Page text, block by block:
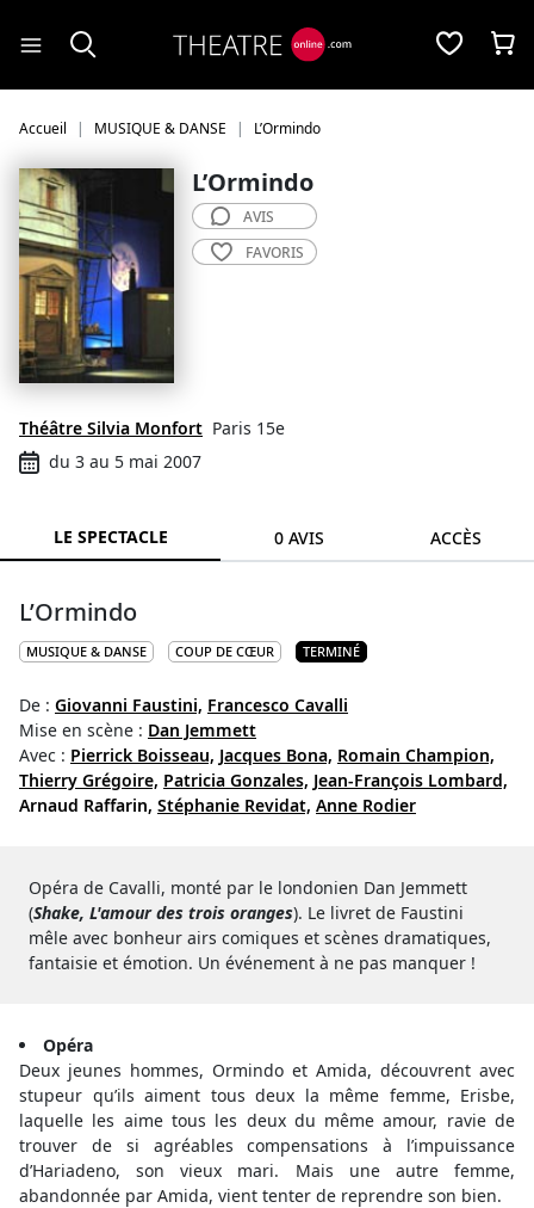
Accueil MUSIQUE & DANSE L’Ormindo
L’Ormindo
Théâtre Silvia Monfort Paris 15e
du 3 au 5 mai 2007
AVIS
FAVORIS
LE SPECTACLE 0 AVIS ACCÈS
L’Ormindo
MUSIQUE & DANSE COUP DE CŒUR TERMINÉ
De : Giovanni Faustini, Francesco Cavalli
Mise en scène : Dan Jemmett
Avec : Pierrick Boisseau, Jacques Bona, Romain Champion,
Thierry Grégoire, Patricia Gonzales, Jean-François Lombard,
Arnaud Raffarin, Stéphanie Revidat, Anne Rodier
Opéra de Cavalli, monté par le londonien Dan Jemmett
(Shake, L'amour des trois oranges). Le livret de Faustini
mêle avec bonheur airs comiques et scènes dramatiques,
fantaisie et émotion. Un événement à ne pas manquer !
Opéra
Deux jeunes hommes, Ormindo et Amida, découvrent avec
stupeur qu’ils aiment tous deux la même femme, Erisbe,
laquelle les aime tous les deux du même amour, ravie de
trouver de si agréables compensations à l’impuissance
d’Hariadeno, son vieux mari. Mais une autre femme,
abandonnée par Amida, vient tenter de reprendre son bien.